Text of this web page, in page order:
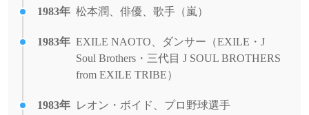
1983年 松本潤、俳優、歌手（嵐）
1983年 EXILE NAOTO、ダンサー（EXILE・J
Soul Brothers・三代目 J SOUL BROTHERS
from EXILE TRIBE）
1983年 レオン・ボイド、プロ野球選手